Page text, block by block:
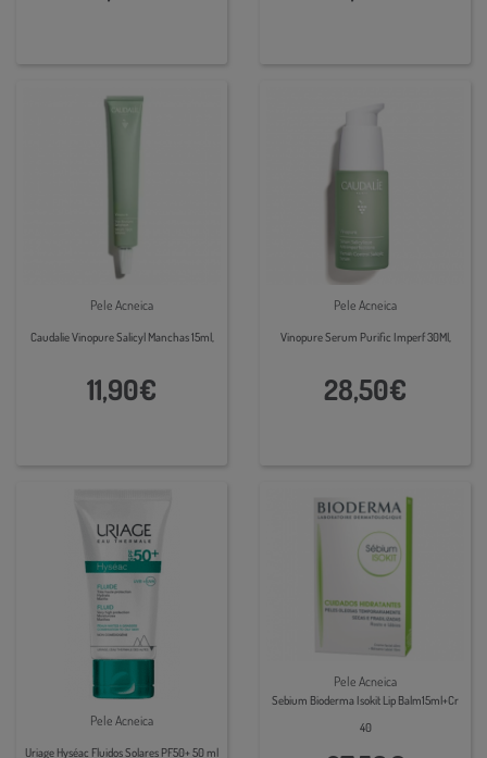
Pele Acneica
Caudalie Vinopure Salicyl Manchas 15ml,
11,90€
Pele Acneica
Vinopure Serum Purific Imperf 30Ml,
28,50€
Pele Acneica
Uriage Hyséac Fluidos Solares PF50+ 50 ml
Pele Acneica
Sebium Bioderma Isokit Lip Balm15ml+Cr
40